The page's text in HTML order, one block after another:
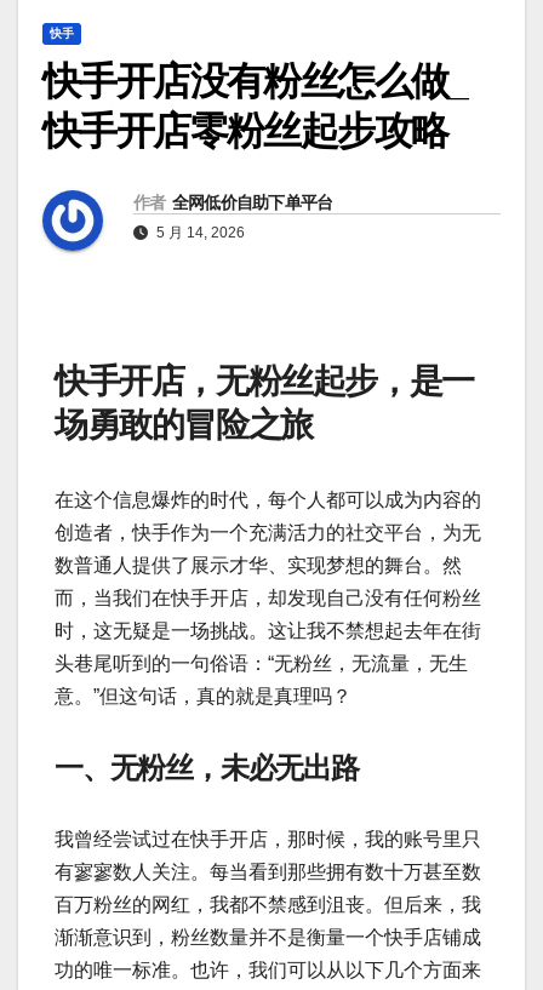
快手
快手开店没有粉丝怎么做_
快手开店零粉丝起步攻略
作者 全网低价自助下单平台
5 月 14, 2026
快手开店，无粉丝起步，是一
场勇敢的冒险之旅
在这个信息爆炸的时代，每个人都可以成为内容的
创造者，快手作为一个充满活力的社交平台，为无
数普通人提供了展示才华、实现梦想的舞台。然
而，当我们在快手开店，却发现自己没有任何粉丝
时，这无疑是一场挑战。这让我不禁想起去年在街
头巷尾听到的一句俗语：“无粉丝，无流量，无生
意。”但这句话，真的就是真理吗？
一、无粉丝，未必无出路
我曾经尝试过在快手开店，那时候，我的账号里只
有寥寥数人关注。每当看到那些拥有数十万甚至数
百万粉丝的网红，我都不禁感到沮丧。但后来，我
渐渐意识到，粉丝数量并不是衡量一个快手店铺成
功的唯一标准。也许，我们可以从以下几个方面来